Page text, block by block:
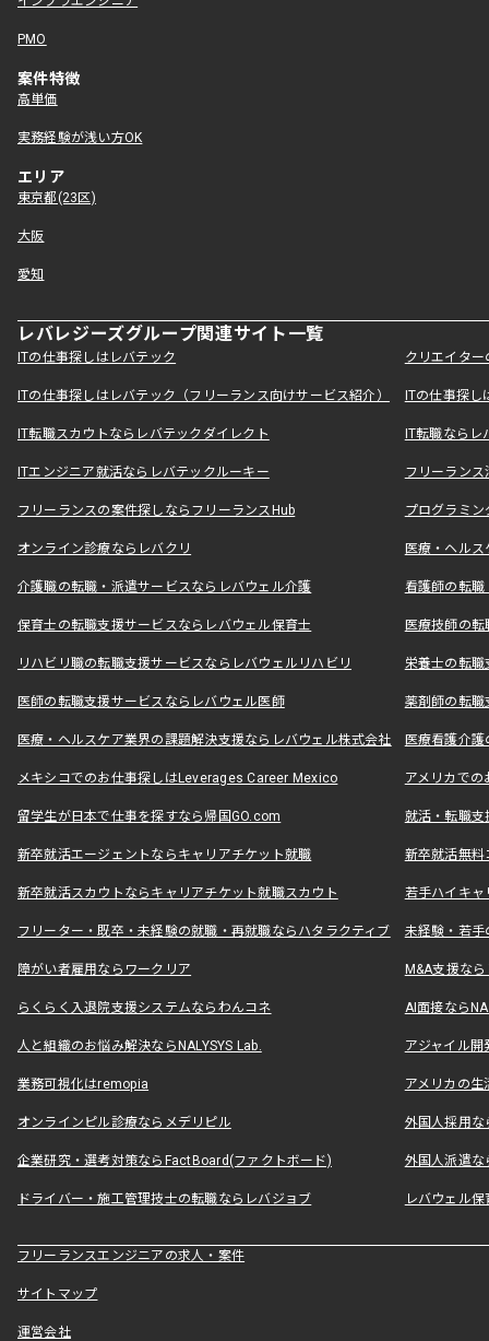
PMO
案件特徴
高単価
実務経験が浅い方OK
エリア
東京都(23区)
大阪
愛知
レバレジーズグループ関連サイト一覧
ITの仕事探しはレバテック クリエイタ
ITの仕事探しはレバテック（フリーランス向けサービス紹介） ITの仕事探
IT転職スカウトならレバテックダイレクト IT転職なら
ITエンジニア就活ならレバテックルーキー フリーラン
フリーランスの案件探しならフリーランスHub プログラミ
オンライン診療ならレバクリ 医療・ヘル
介護職の転職・派遣サービスならレバウェル介護 看護師の転
保育士の転職支援サービスならレバウェル保育士 医療技師の
リハビリ職の転職支援サービスならレバウェルリハビリ 栄養士の転
医師の転職支援サービスならレバウェル医師 薬剤師の転
医療・ヘルスケア業界の課題解決支援ならレバウェル株式会社 医療看護介
メキシコでのお仕事探しはLeverages Career Mexico アメリカで
留学生が日本で仕事を探すなら帰国GO.com 就活・転職
新卒就活エージェントならキャリアチケット就職 新卒就活無料
新卒就活スカウトならキャリアチケット就職スカウト 若手ハイキ
フリーター・既卒・未経験の就職・再就職ならハタラクティブ 未経験・若手
障がい者雇用ならワークリア M&A支援な
らくらく入退院支援システムならわんコネ AI面接なら
人と組織のお悩み解決ならNALYSYS Lab. アジャイル
業務可視化はremopia アメリカの
オンラインピル診療ならメデリピル 外国人採用
企業研究・選考対策ならFactBoard(ファクトボード) 外国人派遣な
ドライバー・施工管理技士の転職ならレバジョブ レバウェル
フリーランスエンジニアの求人・案件
サイトマップ
運営会社